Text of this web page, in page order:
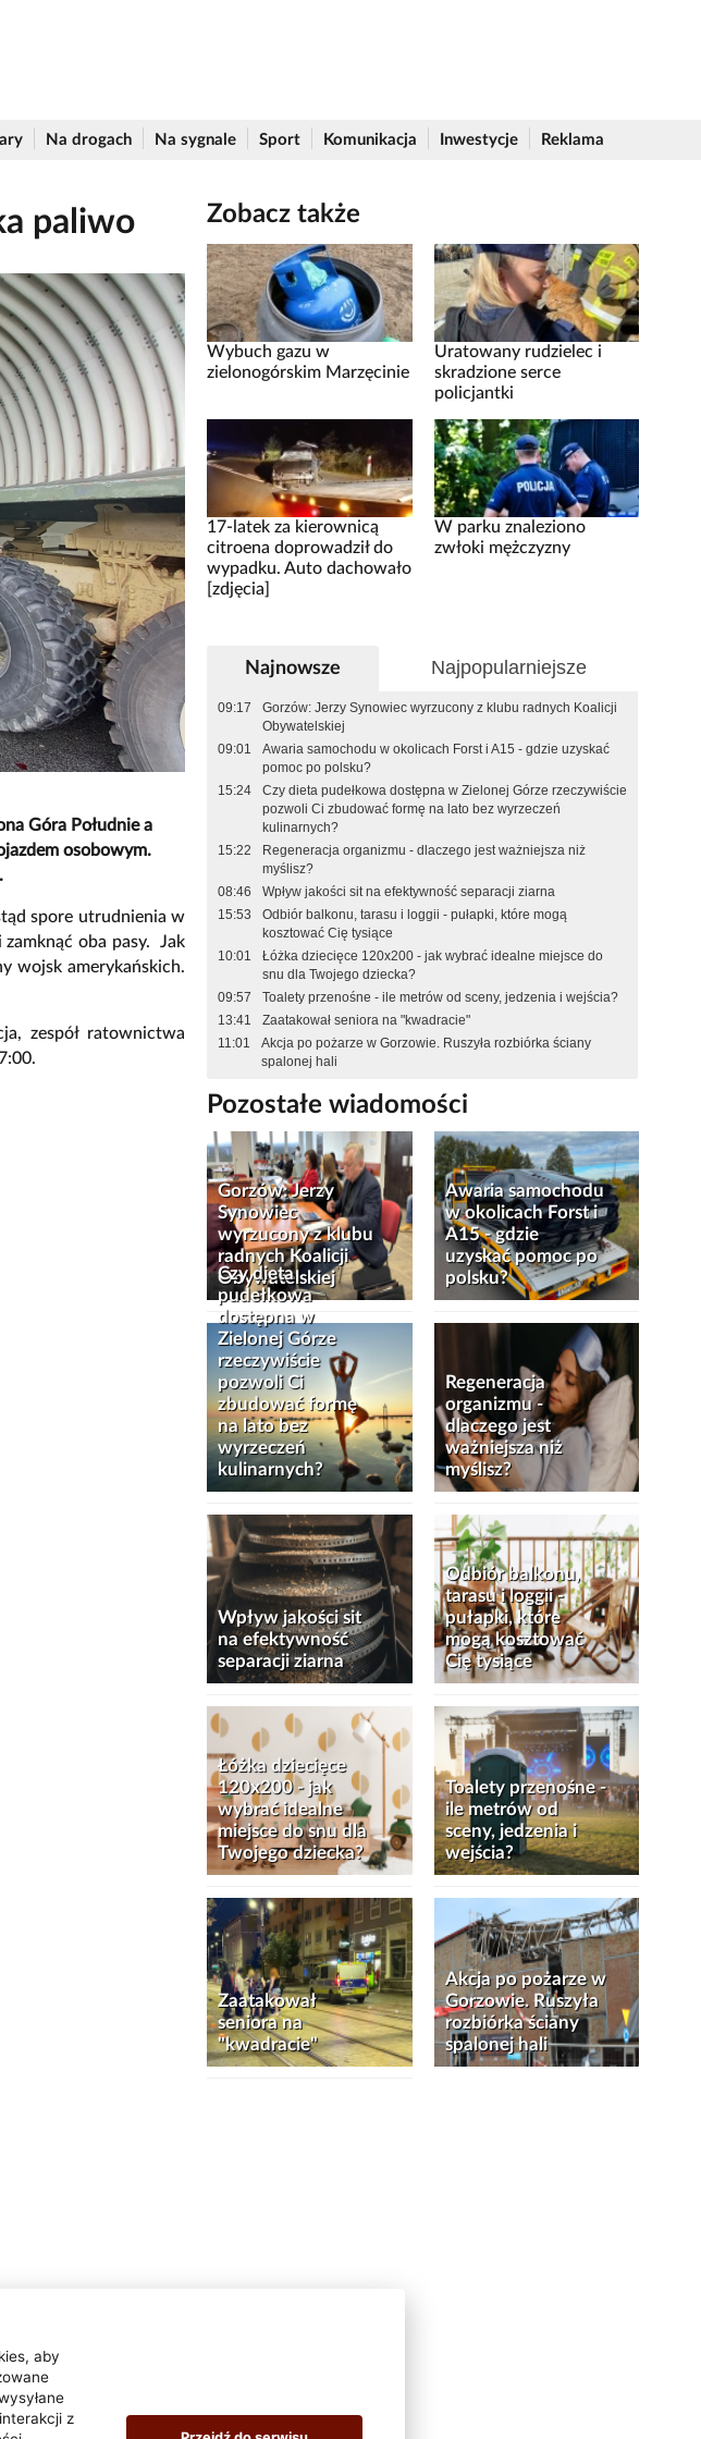
Na drogach Na sygnale Sport Komunikacja Inwestycje Reklama
paliwo
Góra Południe a
osobowym.
spore utrudnienia w
oba pasy. Jak
wojsk amerykańskich.
zespół ratownictwa
Zobacz także
Wybuch gazu w
zielonogórskim Marzęcinie
Uratowany rudzielec i
skradzione serce
policjantki
17-latek za kierownicą
citroena doprowadził do
wypadku. Auto dachowało
[zdjęcia]
W parku znaleziono
zwłoki mężczyzny
Najnowsze Najpopularniejsze
09:17
Gorzów: Jerzy Synowiec wyrzucony z klubu radnych Koalicji
Obywatelskiej
09:01
Awaria samochodu w okolicach Forst i A15 - gdzie uzyskać
pomoc po polsku?
15:24
Czy dieta pudełkowa dostępna w Zielonej Górze rzeczywiście
pozwoli Ci zbudować formę na lato bez wyrzeczeń
kulinarnych?
15:22
Regeneracja organizmu - dlaczego jest ważniejsza niż
myślisz?
08:46
Wpływ jakości sit na efektywność separacji ziarna
15:53
Odbiór balkonu, tarasu i loggii - pułapki, które mogą
kosztować Cię tysiące
10:01
Łóżka dziecięce 120x200 - jak wybrać idealne miejsce do
snu dla Twojego dziecka?
09:57
Toalety przenośne - ile metrów od sceny, jedzenia i wejścia?
13:41
Zaatakował seniora na "kwadracie"
11:01
Akcja po pożarze w Gorzowie. Ruszyła rozbiórka ściany
spalonej hali
Pozostałe wiadomości
Gorzów: Jerzy
Synowiec
wyrzucony z klubu
radnych Koalicji
Obywatelskiej
Awaria samochodu
w okolicach Forst i
A15 - gdzie
uzyskać pomoc po
polsku?
Czy dieta
pudełkowa
dostępna w
Zielonej Górze
rzeczywiście
pozwoli Ci
zbudować formę
na lato bez
wyrzeczeń
kulinarnych?
Regeneracja
organizmu -
dlaczego jest
ważniejsza niż
myślisz?
Wpływ jakości sit
na efektywność
separacji ziarna
Odbiór balkonu,
tarasu i loggii -
pułapki, które
mogą kosztować
Cię tysiące
Łóżka dziecięce
120x200 - jak
wybrać idealne
miejsce do snu dla
Twojego dziecka?
Toalety przenośne -
ile metrów od
sceny, jedzenia i
wejścia?
Zaatakował
seniora na
"kwadracie"
Akcja po pożarze w
Gorzowie. Ruszyła
rozbiórka ściany
spalonej hali
aby
z